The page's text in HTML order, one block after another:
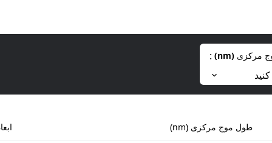
مرکزی (
nm
)
:
طول موج مرکزی (
nm
)